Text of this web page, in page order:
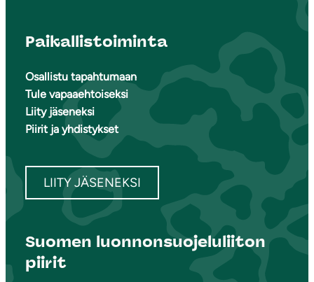
Paikallistoiminta
Osallistu tapahtumaan
Tule vapaaehtoiseksi
Liity jäseneksi
Piirit ja yhdistykset
LIITY JÄSENEKSI
Suomen luonnonsuojeluliiton
piirit